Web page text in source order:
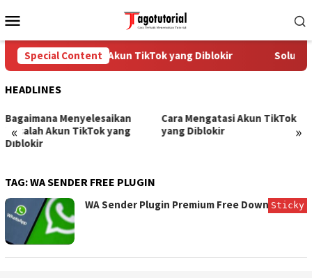
to
Menu
Special Content
Cara Mengatasi Akun TikTok yang Diblokir Solusi
HEADLINES
« »
Bagaimana Menyelesaikan
Masalah Akun TikTok yang
Diblokir
Cara Mengatasi Akun TikTok
yang Diblokir
TAG:WA SENDER FREE PLUGIN
WA Sender Plugin Premium Free Download
Sticky